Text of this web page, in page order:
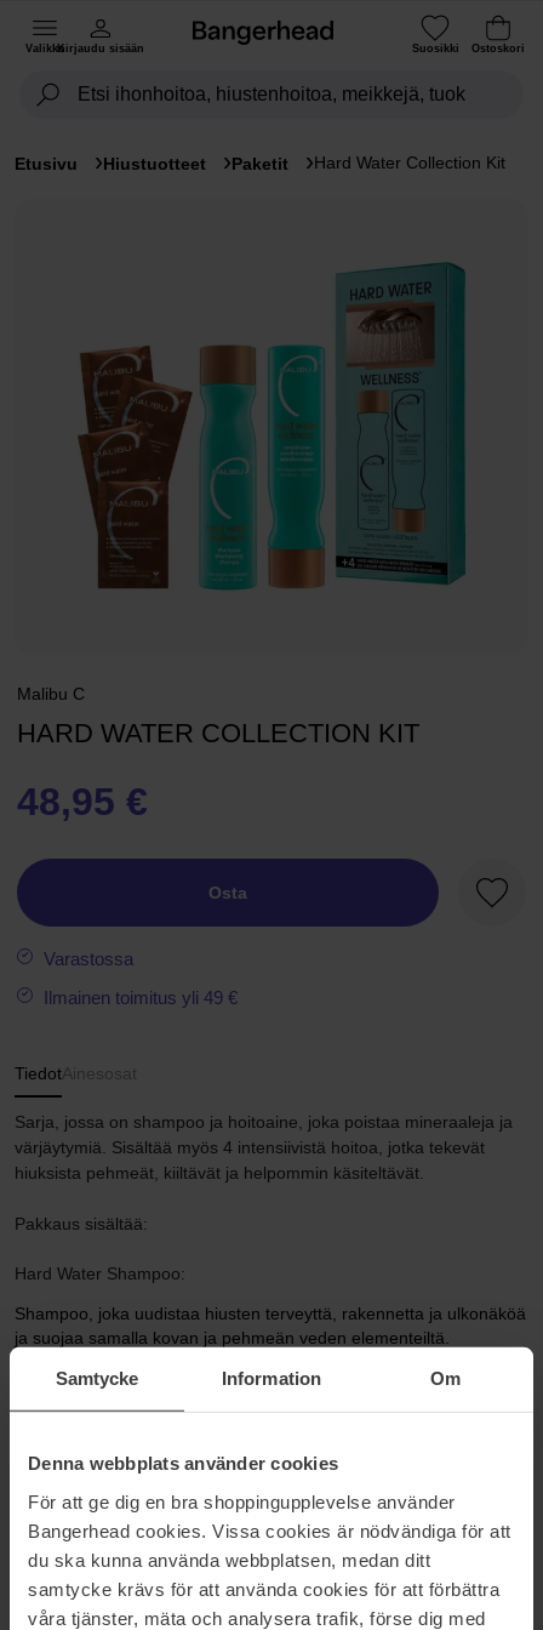
Samtycke Information Om
Denna webbplats använder cookies
För att ge dig en bra shoppingupplevelse använder
Bangerhead cookies. Vissa cookies är nödvändiga för att
du ska kunna använda webbplatsen, medan ditt
samtycke krävs för att använda cookies för att förbättra
våra tjänster, mäta och analysera trafik, förse dig med
ValikkoKirjaudu sisään Suosikki Ostoskori
Etusivu Hiustuotteet Paketit Hard Water Collection Kit
Malibu C
HARD WATER COLLECTION KIT
48,95 €
Osta
Varastossa
Ilmainen toimitus yli 49 €
TiedotAinesosat
Sarja, jossa on shampoo ja hoitoaine, joka poistaa mineraaleja ja
värjäytymiä. Sisältää myös 4 intensiivistä hoitoa, jotka tekevät
hiuksista pehmeät, kiiltävät ja helpommin käsiteltävät.
Pakkaus sisältää:
Hard Water Shampoo:
Shampoo, joka uudistaa hiusten terveyttä, rakennetta ja ulkonäköä
ja suojaa samalla kovan ja pehmeän veden elementeiltä.
värjäävät hiuksia.
Hoitoaine, joka antaa säteilevän kiillon, parantaa rakennetta ja
Pehmentää, vahvistaa ja helpottaa karkeiden ja kuivien hiusten
selvitystä.
Hard Water Sachet:
Poistaa luonnollisesti kalkkijäämät ja epäpuhtaudet jättäen hiukset